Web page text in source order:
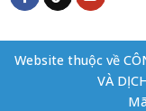
Website thuộc về
VÀ